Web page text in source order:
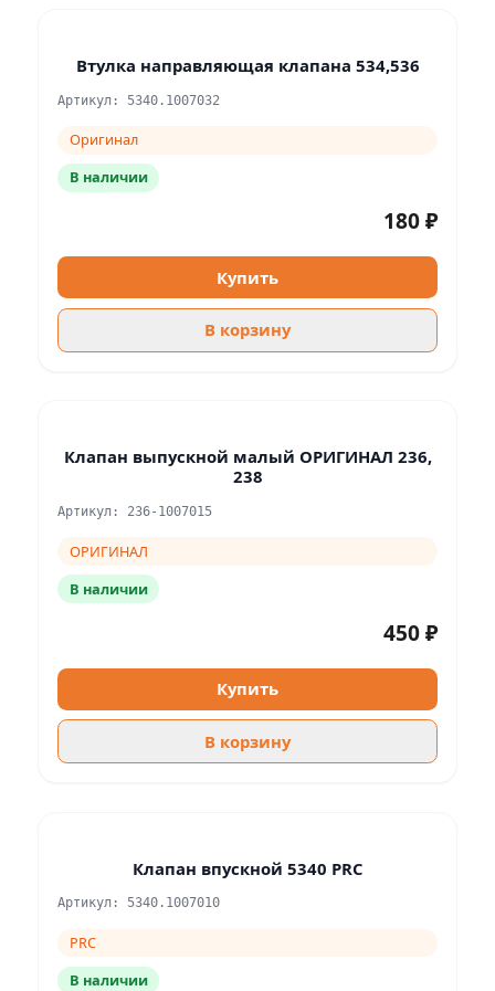
Втулка направляющая клапана 534,536
Артикул: 5340.1007032
Оригинал
В наличии
180 ₽
Купить
В корзину
Клапан выпускной малый ОРИГИНАЛ 236,
238
Артикул: 236-1007015
ОРИГИНАЛ
В наличии
450 ₽
Купить
В корзину
Клапан впускной 5340 PRC
Артикул: 5340.1007010
PRC
В наличии